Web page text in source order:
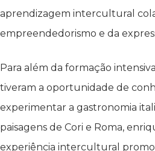
aprendizagem intercultural
empreendedorismo e da
Para além da formação
tiveram a oportunidade de
experimentar a gastronomia
paisagens de Cori e Roma,
experiência intercultural